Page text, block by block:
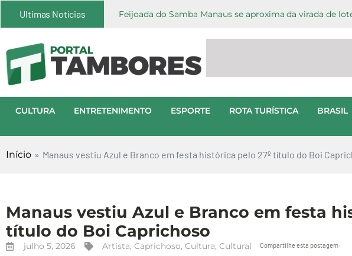
Ultimas Notícias Feijoada do Samba Manaus se aproxima da virada de
CULTURA ENTRETENIMENTO ESPORTE ROTA TURÍSTICA BRASIL
Início » Manaus vestiu Azul e Branco em festa histórica pelo 27º título do Boi
Manaus vestiu Azul e Branco em festa
título do Boi Caprichoso
julho 5, 2026 Artista, Caprichoso, Cultura, Cultural Compartilhe esta postagem: